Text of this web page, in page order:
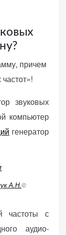
причем
звуковых
компьютер
генератор
А.Н.©
частоты с
аудио-